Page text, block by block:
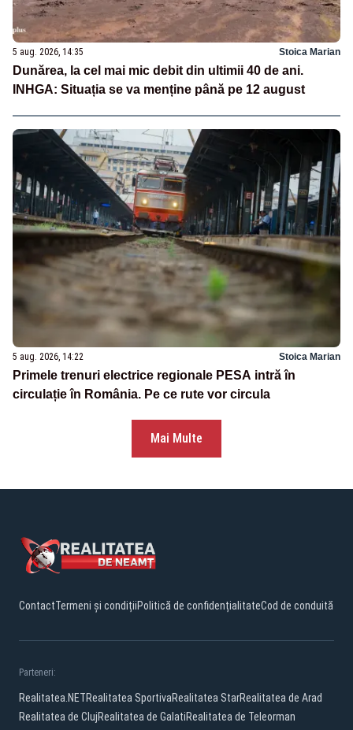
5 aug. 2026, 14:35 Stoica Marian
Dunărea, la cel mai mic debit din ultimii 40 de ani.
INHGA: Situația se va menține până pe 12 august
5 aug. 2026, 14:22 Stoica Marian
Primele trenuri electrice regionale PESA intră în
circulație în România. Pe ce rute vor circula
Mai Multe
ContactTermeni și condițiiPolitică de confidențialitateCod de conduită
Parteneri:
Realitatea.NETRealitatea SportivaRealitatea StarRealitatea de Arad
Realitatea de ClujRealitatea de GalatiRealitatea de Teleorman